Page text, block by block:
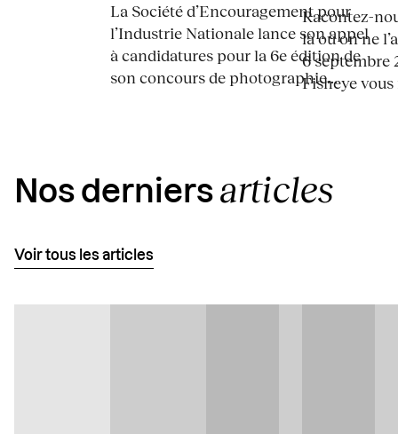
La Société d’Encouragement pour
l’Industrie Nationale lance son appel
à candidatures pour la 6e édition de
son concours de photographie...
Racontez-
là où on ne
6 septembre
Fisheye
Nos derniers articles
Voir tous les articles